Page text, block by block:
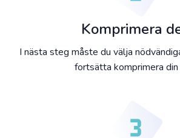
Komprimera
I nästa steg måste du välja
fortsätta komprimera din